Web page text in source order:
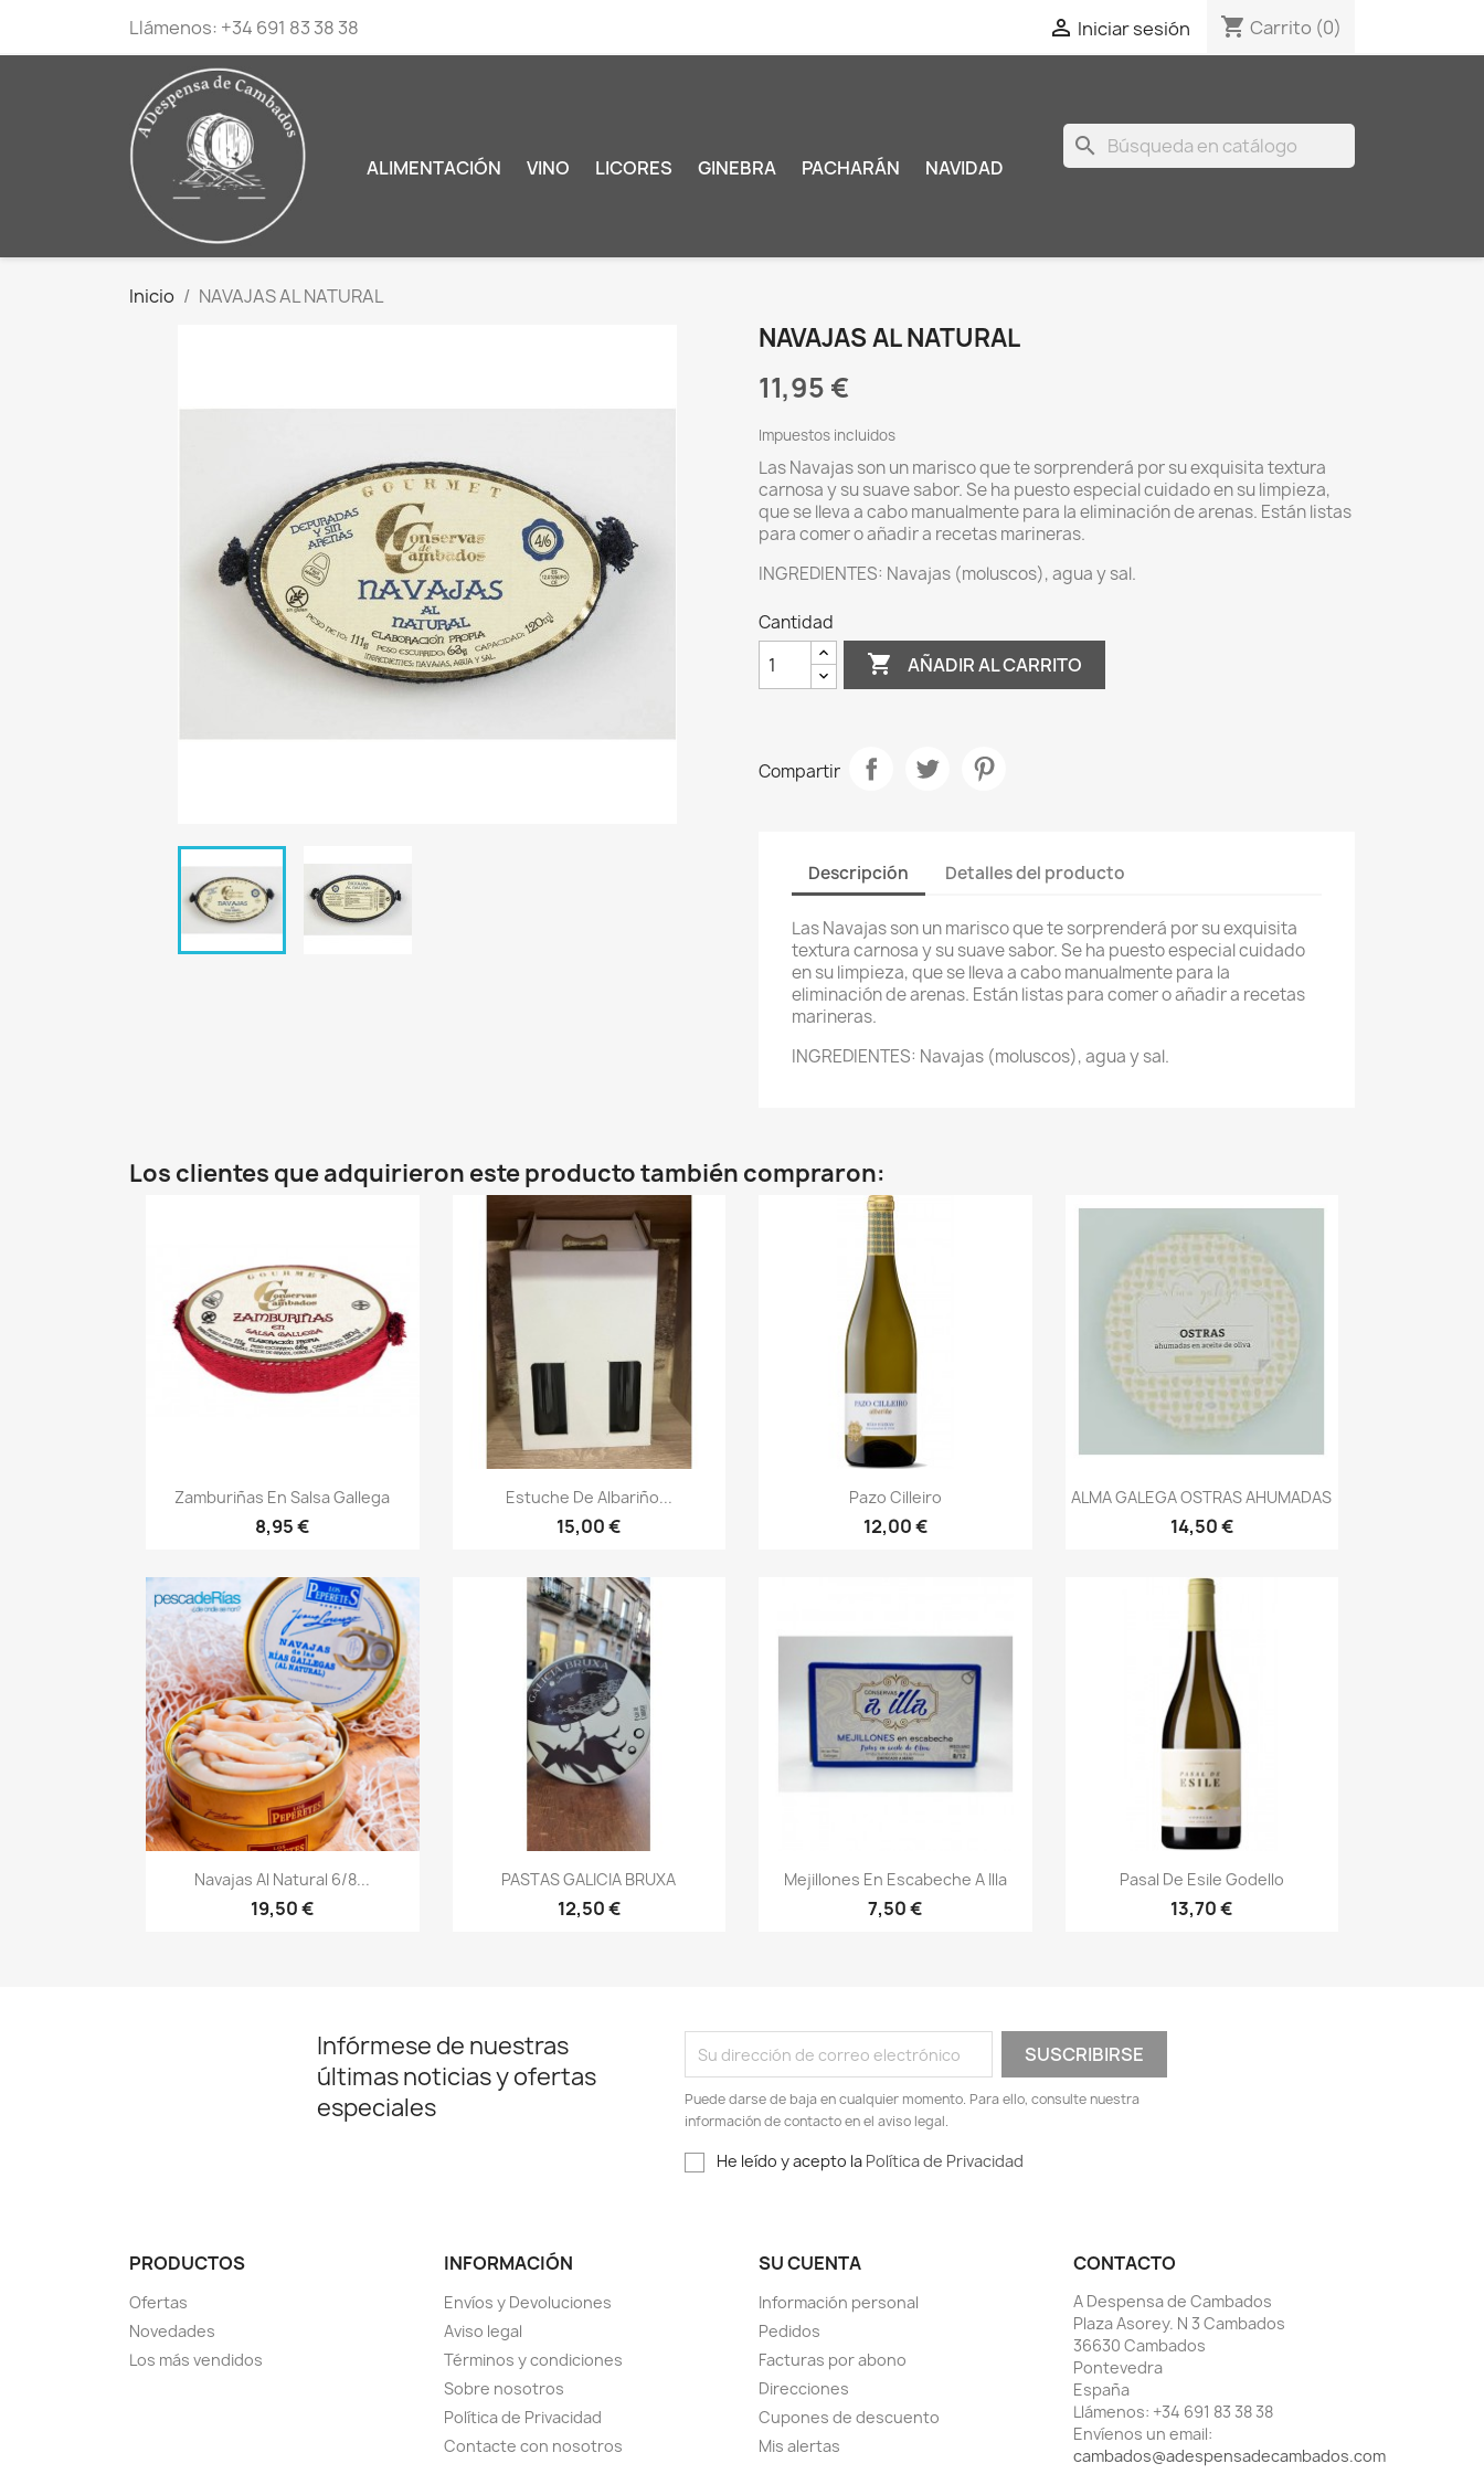
Llámenos: +34 691 83 38 38  Iniciar sesión shopping_cart Carrito (0)
ALIMENTACIÓN VINO LICORES GINEBRA PACHARÁN NAVIDAD
search
Inicio NAVAJAS AL NATURAL
NAVAJAS AL NATURAL
11,95 €
Impuestos incluidos
Las Navajas son un marisco que te sorprenderá por su exquisita textura
carnosa y su suave sabor. Se ha puesto especial cuidado en su limpieza,
que se lleva a cabo manualmente para la eliminación de arenas. Están listas
para comer o añadir a recetas marineras.
INGREDIENTES: Navajas (moluscos), agua y sal.
Cantidad
 AÑADIR AL CARRITO
Compartir
Descripción Detalles del producto
Las Navajas son un marisco que te sorprenderá por su exquisita
textura carnosa y su suave sabor. Se ha puesto especial cuidado
en su limpieza, que se lleva a cabo manualmente para la
eliminación de arenas. Están listas para comer o añadir a recetas
marineras.
INGREDIENTES: Navajas (moluscos), agua y sal.
Los clientes que adquirieron este producto también compraron:
Vista rápida
Zamburiñas En Salsa Gallega
8,95 €
Vista rápida
Estuche De Albariño...
15,00 €
Vista rápida
Pazo Cilleiro
12,00 €
Vista rápida
ALMA GALEGA OSTRAS AHUMADAS
14,50 €
Vista rápida
Navajas Al Natural 6/8...
19,50 €
Vista rápida
PASTAS GALICIA BRUXA
12,50 €
Vista rápida
Mejillones En Escabeche A Illa
7,50 €
 Vista rápida
Pasal De Esile Godello
13,70 €
Infórmese de nuestras
últimas noticias y ofertas
especiales
Puede darse de baja en cualquier momento. Para ello, consulte nuestra
información de contacto en el aviso legal.
He leído y acepto la Política de Privacidad
PRODUCTOS
Ofertas
Novedades
Los más vendidos
INFORMACIÓN
Envíos y Devoluciones
Aviso legal
Términos y condiciones
Sobre nosotros
Política de Privacidad
Contacte con nosotros
SU CUENTA
Información personal
Pedidos
Facturas por abono
Direcciones
Cupones de descuento
Mis alertas
CONTACTO
A Despensa de Cambados
Plaza Asorey. N 3 Cambados
36630 Cambados
Pontevedra
España
Llámenos: +34 691 83 38 38
Envíenos un email:
cambados@adespensadecambados.com